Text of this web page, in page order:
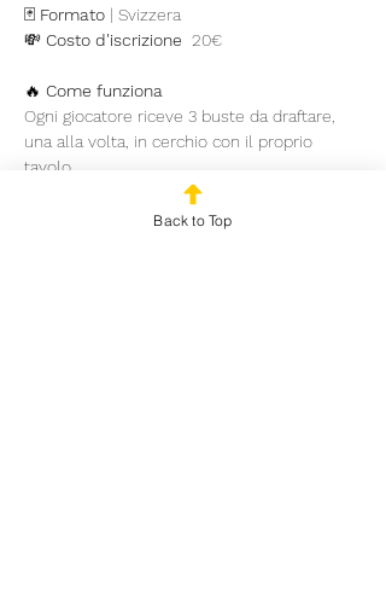
🃏 Formato | Svizzera
💸 Costo d'iscrizione 20€
🔥 Come funziona
Ogni giocatore riceve 3 buste da draftare,
una alla volta, in cerchio con il proprio
tavolo
Con quello che si è riusciti a mettere
insieme si costruisce un mazzo da 40 carte
Back to Top